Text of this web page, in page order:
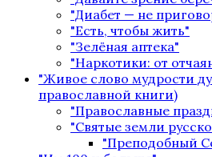
"Диабет — не
"Есть, чтобы жить"
"Зелёная аптека"
"Наркотики: от
"Живое слово мудрости
православной книги)
"Православные
"Святые земли
"Преподобный